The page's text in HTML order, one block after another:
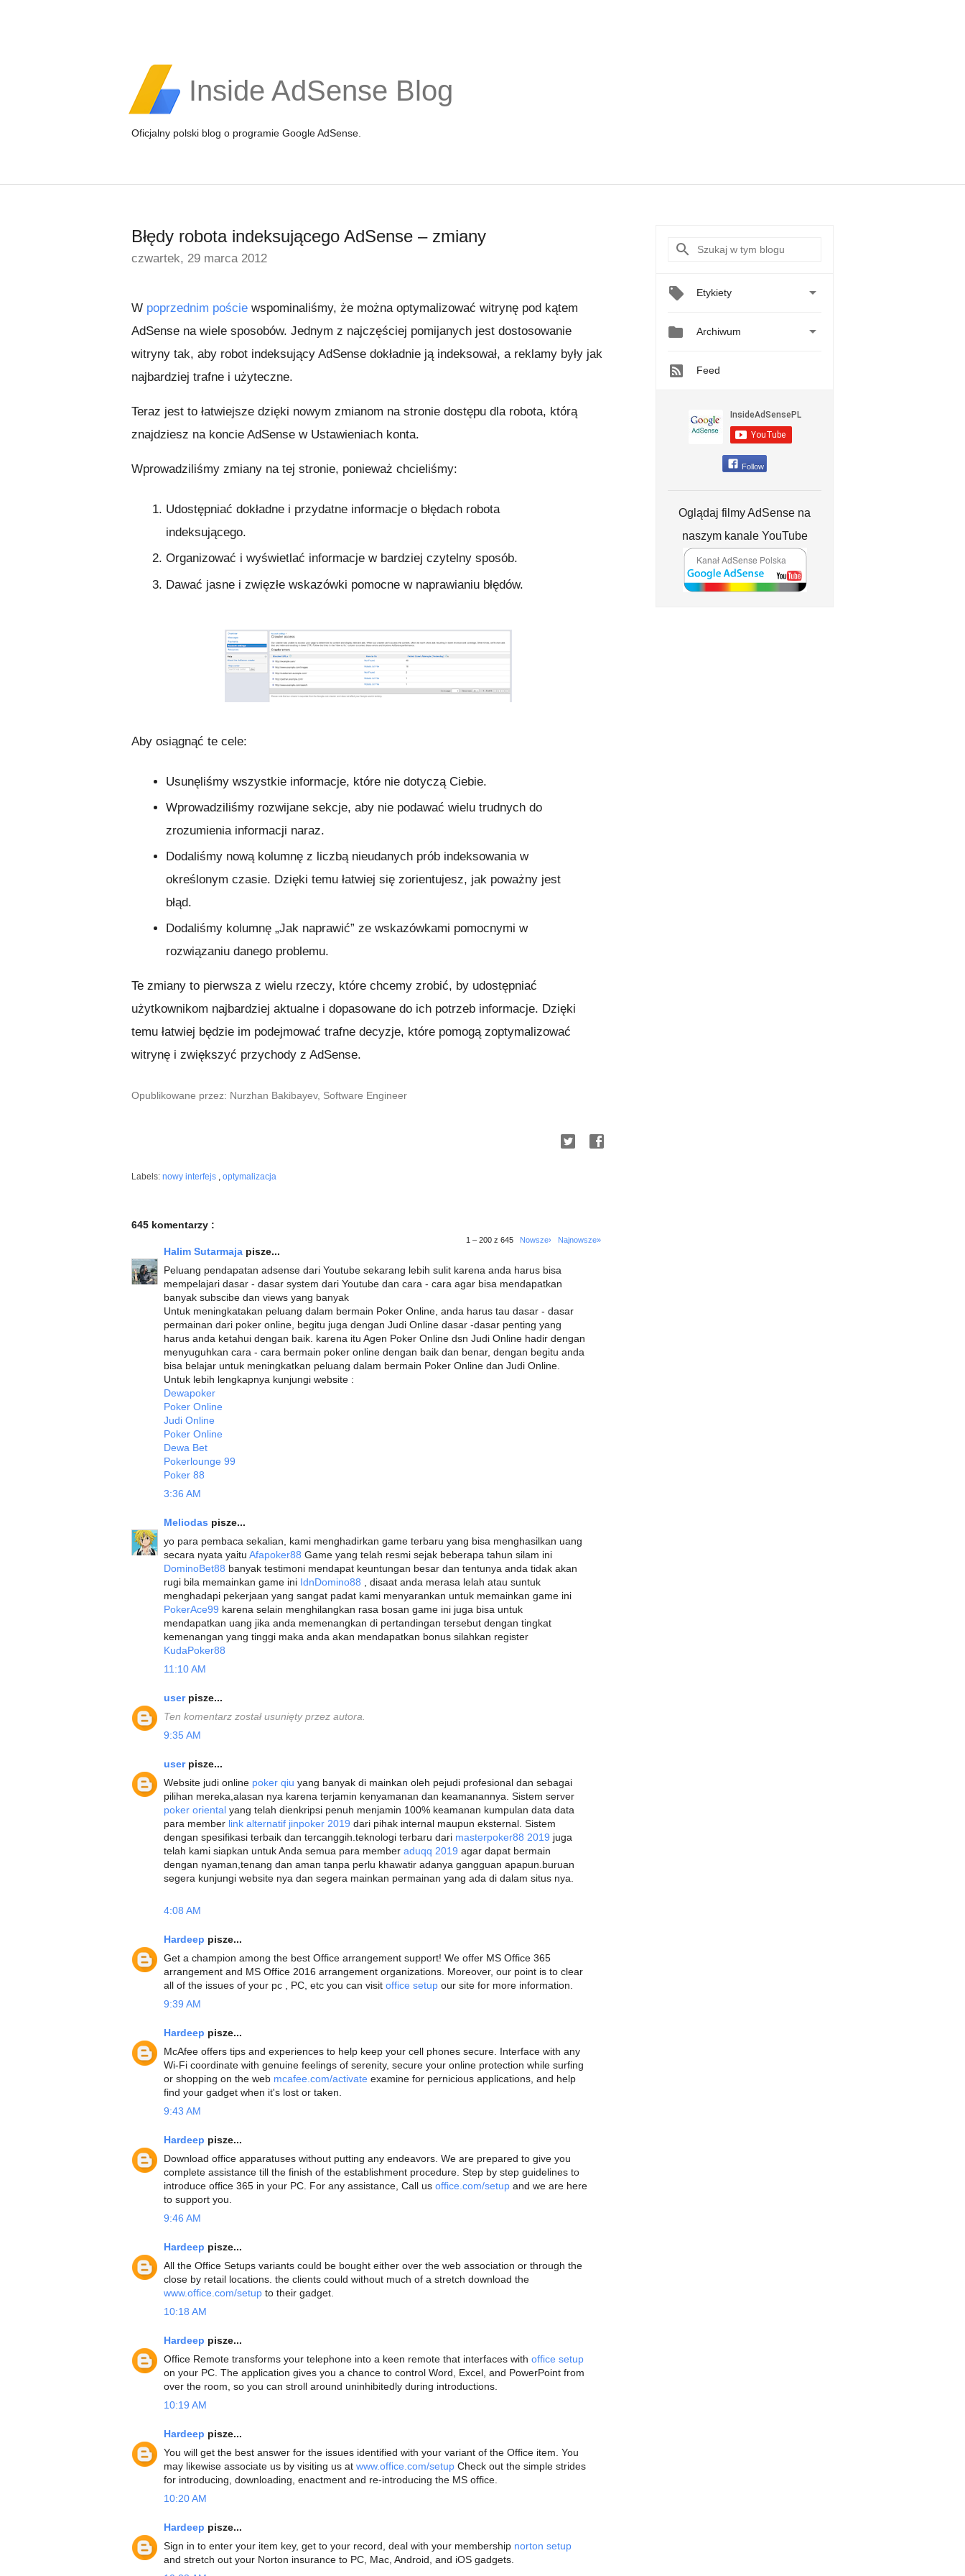
Inside AdSense Blog
Oficjalny polski blog o programie Google AdSense.
Błędy robota indeksującego AdSense – zmiany
czwartek, 29 marca 2012
W poprzednim poście wspominaliśmy, że można optymalizować witrynę pod kątem
AdSense na wiele sposobów. Jednym z najczęściej pomijanych jest dostosowanie
witryny tak, aby robot indeksujący AdSense dokładnie ją indeksował, a reklamy były jak
najbardziej trafne i użyteczne.
Teraz jest to łatwiejsze dzięki nowym zmianom na stronie dostępu dla robota, którą
znajdziesz na koncie AdSense w Ustawieniach konta.
Wprowadziliśmy zmiany na tej stronie, ponieważ chcieliśmy:
Udostępniać dokładne i przydatne informacje o błędach robota
indeksującego.
Organizować i wyświetlać informacje w bardziej czytelny sposób.
Dawać jasne i zwięzłe wskazówki pomocne w naprawianiu błędów.
Aby osiągnąć te cele:
Usunęliśmy wszystkie informacje, które nie dotyczą Ciebie.
Wprowadziliśmy rozwijane sekcje, aby nie podawać wielu trudnych do
zrozumienia informacji naraz.
Dodaliśmy nową kolumnę z liczbą nieudanych prób indeksowania w
określonym czasie. Dzięki temu łatwiej się zorientujesz, jak poważny jest
błąd.
Dodaliśmy kolumnę „Jak naprawić” ze wskazówkami pomocnymi w
rozwiązaniu danego problemu.
Te zmiany to pierwsza z wielu rzeczy, które chcemy zrobić, by udostępniać
użytkownikom najbardziej aktualne i dopasowane do ich potrzeb informacje. Dzięki
temu łatwiej będzie im podejmować trafne decyzje, które pomogą zoptymalizować
witrynę i zwiększyć przychody z AdSense.
Opublikowane przez: Nurzhan Bakibayev, Software Engineer
Labels: nowy interfejs , optymalizacja
645 komentarzy :
1 – 200 z 645 Nowsze› Najnowsze»
Halim Sutarmaja pisze...
Peluang pendapatan adsense dari Youtube sekarang lebih sulit karena anda harus bisa
mempelajari dasar - dasar system dari Youtube dan cara - cara agar bisa mendapatkan
banyak subscibe dan views yang banyak
Untuk meningkatakan peluang dalam bermain Poker Online, anda harus tau dasar - dasar
permainan dari poker online, begitu juga dengan Judi Online dasar -dasar penting yang
harus anda ketahui dengan baik. karena itu Agen Poker Online dsn Judi Online hadir dengan
menyuguhkan cara - cara bermain poker online dengan baik dan benar, dengan begitu anda
bisa belajar untuk meningkatkan peluang dalam bermain Poker Online dan Judi Online.
Untuk lebih lengkapnya kunjungi website :
Dewapoker
Poker Online
Judi Online
Poker Online
Dewa Bet
Pokerlounge 99
Poker 88
3:36 AM
Meliodas pisze...
yo para pembaca sekalian, kami menghadirkan game terbaru yang bisa menghasilkan uang
secara nyata yaitu Afapoker88 Game yang telah resmi sejak beberapa tahun silam ini
DominoBet88 banyak testimoni mendapat keuntungan besar dan tentunya anda tidak akan
rugi bila memainkan game ini IdnDomino88 , disaat anda merasa lelah atau suntuk
menghadapi pekerjaan yang sangat padat kami menyarankan untuk memainkan game ini
PokerAce99 karena selain menghilangkan rasa bosan game ini juga bisa untuk
mendapatkan uang jika anda memenangkan di pertandingan tersebut dengan tingkat
kemenangan yang tinggi maka anda akan mendapatkan bonus silahkan register
KudaPoker88
11:10 AM
user pisze...
Ten komentarz został usunięty przez autora.
9:35 AM
user pisze...
Website judi online poker qiu yang banyak di mainkan oleh pejudi profesional dan sebagai
pilihan mereka,alasan nya karena terjamin kenyamanan dan keamanannya. Sistem server
poker oriental yang telah dienkripsi penuh menjamin 100% keamanan kumpulan data data
para member link alternatif jinpoker 2019 dari pihak internal maupun eksternal. Sistem
dengan spesifikasi terbaik dan tercanggih.teknologi terbaru dari masterpoker88 2019 juga
telah kami siapkan untuk Anda semua para member aduqq 2019 agar dapat bermain
dengan nyaman,tenang dan aman tanpa perlu khawatir adanya gangguan apapun.buruan
segera kunjungi website nya dan segera mainkan permainan yang ada di dalam situs nya.
4:08 AM
Hardeep pisze...
Get a champion among the best Office arrangement support! We offer MS Office 365
arrangement and MS Office 2016 arrangement organizations. Moreover, our point is to clear
all of the issues of your pc , PC, etc you can visit office setup our site for more information.
9:39 AM
Hardeep pisze...
McAfee offers tips and experiences to help keep your cell phones secure. Interface with any
Wi-Fi coordinate with genuine feelings of serenity, secure your online protection while surfing
or shopping on the web mcafee.com/activate examine for pernicious applications, and help
find your gadget when it's lost or taken.
9:43 AM
Hardeep pisze...
Download office apparatuses without putting any endeavors. We are prepared to give you
complete assistance till the finish of the establishment procedure. Step by step guidelines to
introduce office 365 in your PC. For any assistance, Call us office.com/setup and we are here
to support you.
9:46 AM
Hardeep pisze...
All the Office Setups variants could be bought either over the web association or through the
close by retail locations. the clients could without much of a stretch download the
www.office.com/setup to their gadget.
10:18 AM
Hardeep pisze...
Office Remote transforms your telephone into a keen remote that interfaces with office setup
on your PC. The application gives you a chance to control Word, Excel, and PowerPoint from
over the room, so you can stroll around uninhibitedly during introductions.
10:19 AM
Hardeep pisze...
You will get the best answer for the issues identified with your variant of the Office item. You
may likewise associate us by visiting us at www.office.com/setup Check out the simple strides
for introducing, downloading, enactment and re-introducing the MS office.
10:20 AM
Hardeep pisze...
Sign in to enter your item key, get to your record, deal with your membership norton setup
and stretch out your Norton insurance to PC, Mac, Android, and iOS gadgets.
Etykiety 
 Archiwum 
Feed
Follow
Oglądaj filmy AdSense na
naszym kanale YouTube